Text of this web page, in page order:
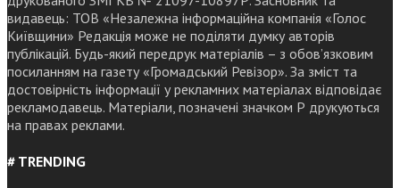
видавець: ТОВ «Незалежна інформаційна компанія «Голос
Київщини» Редакція може не поділяти думку авторів
публікацій. Будь-який передрук матеріалів – з обов’язковим
посиланням на газету «Громадський Ревізор». За зміст та
достовірність інформації у рекламних матеріалах відповідає
рекламодавець. Матеріали, позначені значком Р друкуються
на правах реклами.
# TRENDING